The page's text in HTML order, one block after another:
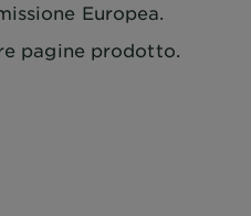
Europea.
pagine prodotto.